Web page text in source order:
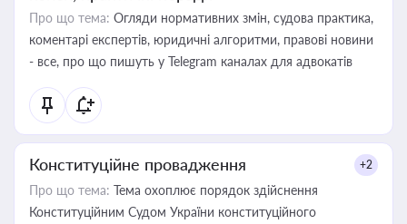
Про що тема: Огляди нормативних змін, судова практика,
коментарі експертів, юридичні алгоритми, правові новини
- все, про що пишуть у Telegram каналах для адвокатів
Конституційне провадження +2
Про що тема: Тема охоплює порядок здійснення
Конституційним Судом України конституційного